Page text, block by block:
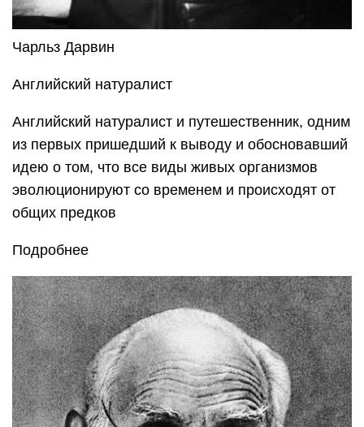
Чарльз Дарвин
Английский натуралист
Английский натуралист и путешественник, одним
из первых пришедший к выводу и обосновавший
идею о том, что все виды живых организмов
эволюционируют со временем и происходят от
общих предков
Подробнее